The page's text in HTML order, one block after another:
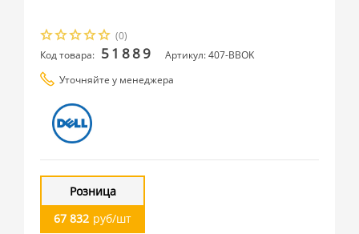
(0)
Код товара: 51889
Артикул: 407-BBOK
Уточняйте у менеджера
Розница
67 832 руб/шт